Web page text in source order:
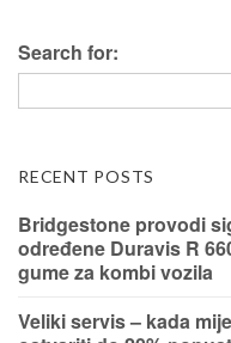
Search for:
RECENT POSTS
Bridgestone provodi
određene Duravis R
gume za kombi vozila
Veliki servis – kada